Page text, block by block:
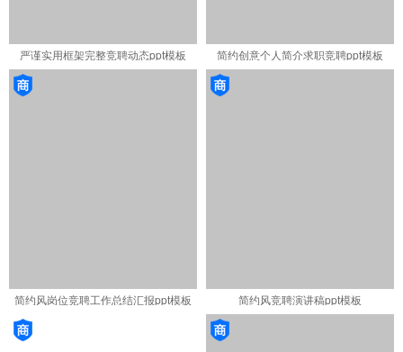
严谨实用框架完整竞聘动态ppt模板 简约创意个人简介求职竞聘ppt模板
简约风岗位竞聘工作总结汇报ppt模板 简约风竞聘演讲稿ppt模板